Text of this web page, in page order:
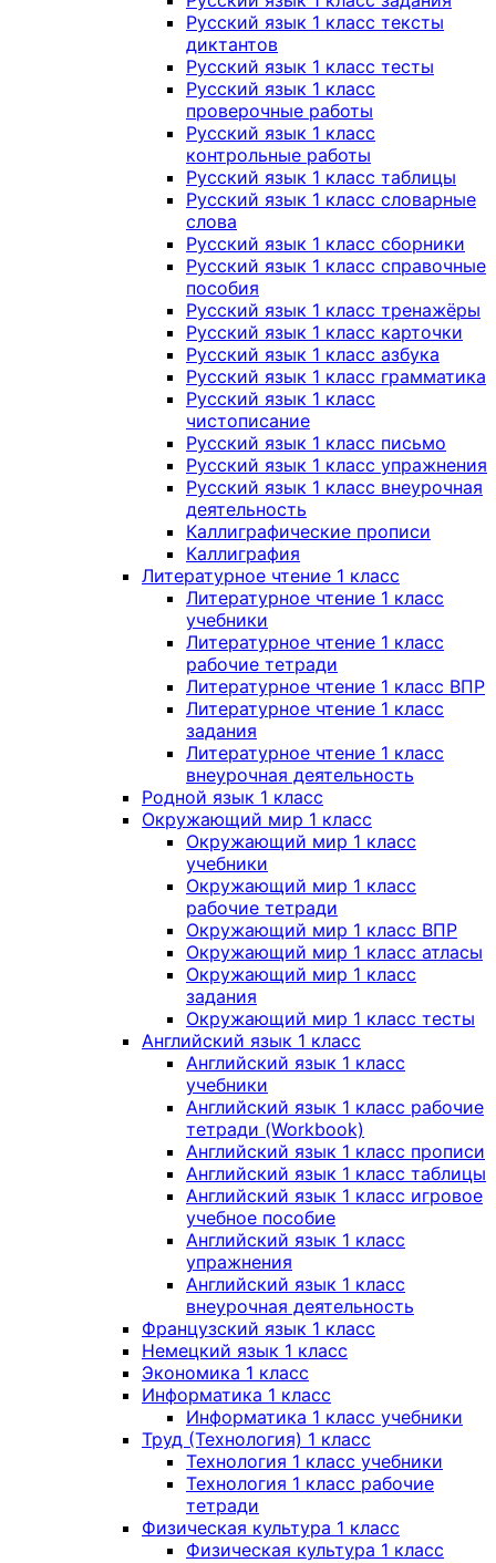
Русский язык 1 класс тексты
диктантов
Русский язык 1 класс тесты
Русский язык 1 класс
проверочные работы
Русский язык 1 класс
контрольные работы
Русский язык 1 класс таблицы
Русский язык 1 класс словарные
слова
Русский язык 1 класс сборники
Русский язык 1 класс справочные
пособия
Русский язык 1 класс тренажёры
Русский язык 1 класс карточки
Русский язык 1 класс азбука
Русский язык 1 класс грамматика
Русский язык 1 класс
чистописание
Русский язык 1 класс письмо
Русский язык 1 класс упражнения
Русский язык 1 класс внеурочная
деятельность
Каллиграфические прописи
Каллиграфия
Литературное чтение 1 класс
Литературное чтение 1 класс
учебники
Литературное чтение 1 класс
рабочие тетради
Литературное чтение 1 класс ВПР
Литературное чтение 1 класс
задания
Литературное чтение 1 класс
внеурочная деятельность
Родной язык 1 класс
Окружающий мир 1 класс
Окружающий мир 1 класс
учебники
Окружающий мир 1 класс
рабочие тетради
Окружающий мир 1 класс ВПР
Окружающий мир 1 класс атласы
Окружающий мир 1 класс
задания
Окружающий мир 1 класс тесты
Английский язык 1 класс
Английский язык 1 класс
учебники
Английский язык 1 класс рабочие
тетради (Workbook)
Английский язык 1 класс прописи
Английский язык 1 класс таблицы
Английский язык 1 класс игровое
учебное пособие
Английский язык 1 класс
упражнения
Английский язык 1 класс
внеурочная деятельность
Французский язык 1 класс
Немецкий язык 1 класс
Экономика 1 класс
Информатика 1 класс
Информатика 1 класс учебники
Труд (Технология) 1 класс
Технология 1 класс учебники
Технология 1 класс рабочие
тетради
Физическая культура 1 класс
Физическая культура 1 класс